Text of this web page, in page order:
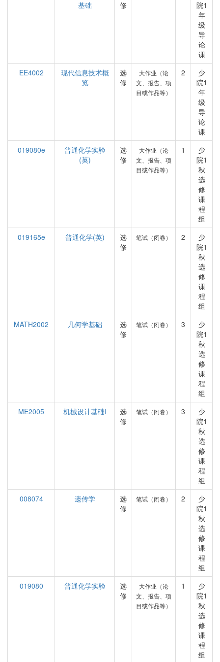
基础 修
院1
年
级
导
论
课
EE4002
现代信息技术概
览
选
修
大作业（论
文、报告、项
目或作品等）
2
少
院1
年
级
导
论
课
019080e
普通化学实验
(英)
选
修
大作业（论
文、报告、项
目或作品等）
1
少
院1
秋
选
修
课
程
组
019165e
普通化学(英)
选
修
笔试（闭卷） 2
少
院1
秋
选
修
课
程
组
MATH2002
几何学基础
选
修
笔试（闭卷） 3
少
院1
秋
选
修
课
程
组
ME2005
机械设计基础I
选
修
笔试（闭卷） 3
少
院1
秋
选
修
课
程
组
008074
遗传学
选
修
笔试（闭卷） 2
少
院1
秋
选
修
课
程
组
019080
普通化学实验
选
修
大作业（论
文、报告、项
目或作品等）
1
少
院1
秋
选
修
课
程
组